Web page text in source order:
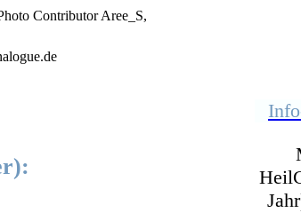
Contributor Aree_S,